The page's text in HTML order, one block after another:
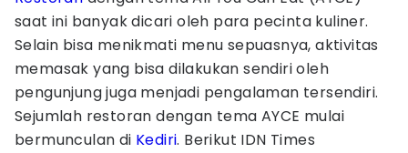
saat ini banyak dicari oleh para pecinta kuliner.
Selain bisa menikmati menu sepuasnya, aktivitas
memasak yang bisa dilakukan sendiri oleh
pengunjung juga menjadi pengalaman tersendiri.
Sejumlah restoran dengan tema AYCE mulai
bermunculan di Kediri. Berikut IDN Times